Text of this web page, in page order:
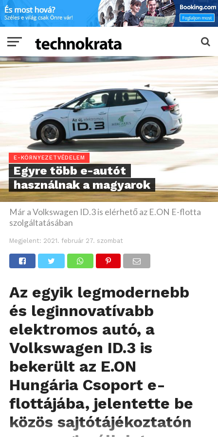
E-KÖRNYEZETVÉDELEM
Egyre több e-autót
használnak a magyarok
Már a Volkswagen ID.3 is elérhető az E.ON E-flotta
szolgáltatásában
Megjelent: 2021. február 27. szombat
Az egyik legmodernebb
és leginnovatívabb
elektromos autó, a
Volkswagen ID.3 is
bekerült az E.ON
Hungária Csoport e-
flottájába, jelentette be
közös sajtótájékoztatón